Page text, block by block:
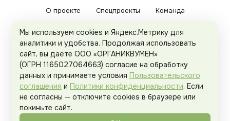
О проекте Спецпроекты Команда
Рекламодателям Политика конфиденциальности
Пользовательское соглашение
Organicwoman.ru . Все права защищены.
Мы используем cookies и Яндекс.Метрику для
аналитики и удобства. Продолжая использовать
сайт, вы даёте ООО «ОРГАНИКВУМЕН»
(ОГРН 1165027064663) согласие на обработку
данных и принимаете условия Пользовательского
соглашения и Политики конфиденциальности. Если
не согласны — отключите cookies в браузере или
покиньте сайт.